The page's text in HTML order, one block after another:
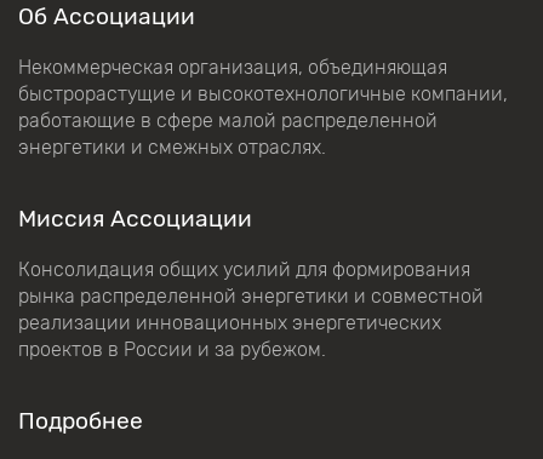
Об Ассоциации
Некоммерческая организация, объединяющая
быстрорастущие и высокотехнологичные компании,
работающие в сфере малой распределенной
энергетики и смежных отраслях.
Миссия Ассоциации
Консолидация общих усилий для формирования
рынка распределенной энергетики и совместной
реализации инновационных энергетических
проектов в России и за рубежом.
Подробнее